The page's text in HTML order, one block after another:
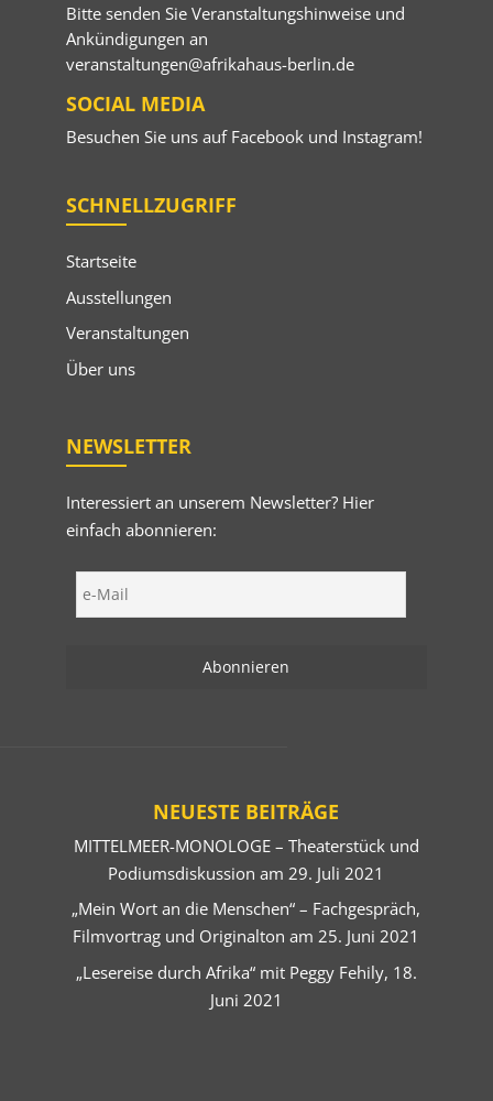
Bitte senden Sie Veranstaltungshinweise und
Ankündigungen an
veranstaltungen@afrikahaus-berlin.de
SOCIAL MEDIA
Besuchen Sie uns auf Facebookund Instagram!
SCHNELLZUGRIFF
Startseite
Ausstellungen
Veranstaltungen
Über uns
NEWSLETTER
Interessiert an unserem Newsletter? Hier
einfach abonnieren:
NEUESTE BEITRÄGE
MITTELMEER-MONOLOGE – Theaterstück und
Podiumsdiskussion am 29. Juli 2021
„Mein Wort an die Menschen“ – Fachgespräch,
Filmvortrag und Originalton am 25. Juni 2021
„Lesereise durch Afrika“ mit Peggy Fehily, 18.
Juni 2021